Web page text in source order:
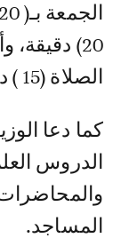
20)
الصلاة (15 ) دقيقة.
كما دعا
الدروس
المساجد.